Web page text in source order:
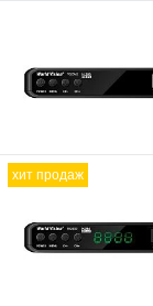
хит продаж